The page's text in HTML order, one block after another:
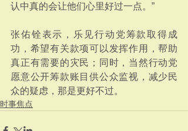
认中真的会让他们心里好过一点。”
张佑铨表示，乐见行动党筹款取得成
功，希望有关款项可以发挥作用，帮助
真正有需要的灾民；同时，当然行动党
愿意公开筹款账目供公众监视，减少民
众的疑虑，那是更好不过。
时事焦点